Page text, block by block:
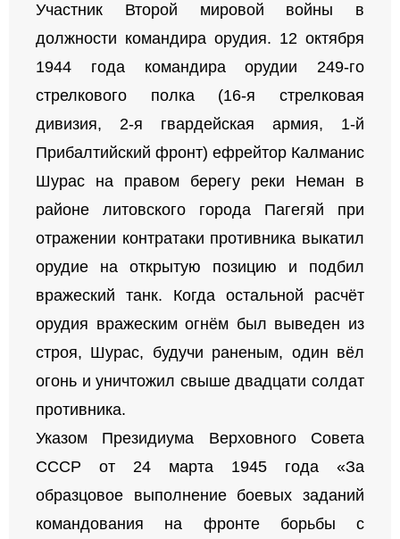
Участник Второй мировой войны в
должности командира орудия. 12 октября
1944 года командира орудии 249-го
стрелкового полка (16-я стрелковая
дивизия, 2-я гвардейская армия, 1-й
Прибалтийский фронт) ефрейтор Калманис
Шурас на правом берегу реки Неман в
районе литовского города Пагегяй при
отражении контратаки противника выкатил
орудие на открытую позицию и подбил
вражеский танк. Когда остальной расчёт
орудия вражеским огнём был выведен из
строя, Шурас, будучи раненым, один вёл
огонь и уничтожил свыше двадцати солдат
противника.
Указом Президиума Верховного Совета
СССР от 24 марта 1945 года «За
образцовое выполнение боевых заданий
командования на фронте борьбы с